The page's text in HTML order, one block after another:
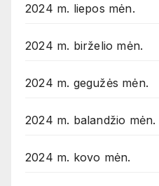
2024 m. liepos mėn.
2024 m. birželio mėn.
2024 m. gegužės mėn.
2024 m. balandžio mėn.
2024 m. kovo mėn.